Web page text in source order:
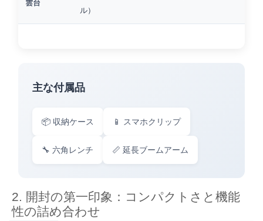
雲台
ル）
主な付属品
📦 収納ケース 📱 スマホクリップ
🔧 六角レンチ 📏 延長ブームアーム
開封の第一印象：コンパクトさと機能
性の詰め合わせ